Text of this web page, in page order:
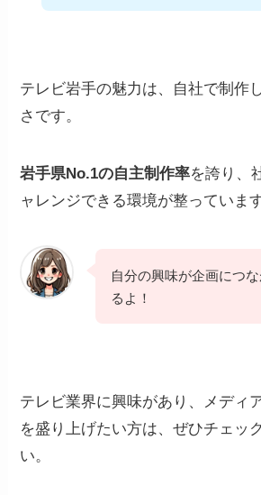
テレビ岩手の魅力は、自社で制作
さです。
岩手県No.1の自主制作率を誇り、
ャレンジできる環境が整っています
自分の興味が企画につ
るよ！
テレビ業界に興味があり、メディ
を盛り上げたい方は、ぜひチェッ
い。